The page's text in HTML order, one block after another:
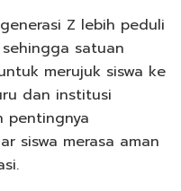
Z lebih peduli
satuan
merujuk siswa ke
dan institusi
pentingnya
siswa merasa aman